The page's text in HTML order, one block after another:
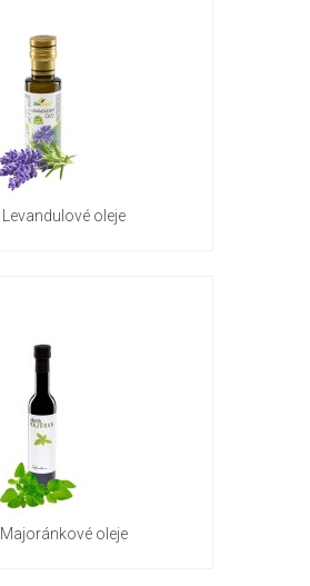
Levandulové oleje
Majoránkové oleje